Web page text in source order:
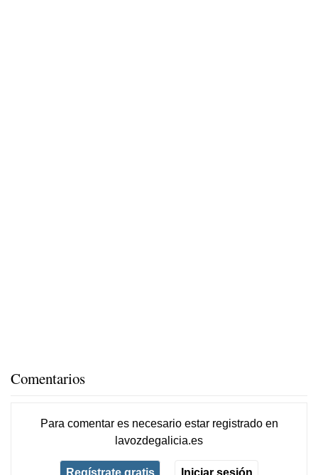
Comentarios
Para comentar es necesario estar registradoen
lavozdegalicia.es
Regístrate gratis Iniciar sesión